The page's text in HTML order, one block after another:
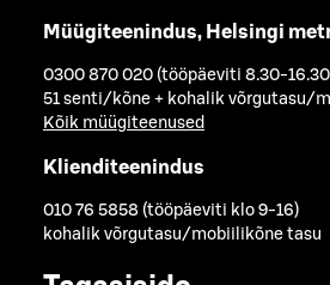
Müügiteenindus, Helsingi
0300 870 020 (tööpäeviti 8.30-
51 senti/kõne + kohalik võrgutasu/
Kõik müügiteenused
Klienditeenindus
010 76 5858 (tööpäeviti klo 9-16)
kohalik võrgutasu/mobiilikõne tasu